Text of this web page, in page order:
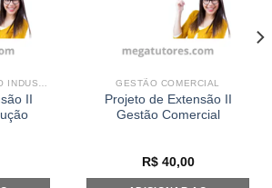
II
GESTÃO COMERCIAL
Projeto de Extensão II
Gestão Comercial
R$40,00